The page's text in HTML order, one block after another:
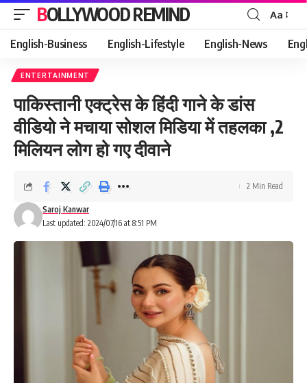
BOLLYWOOD REMIND
Font
Resizer
Aa
English-Business English-Lifestyle English-News
ENTERTAINMENT
पाकिस्तानी एक्ट्रेस के हिंदी गाने के डांस
वीडियो ने मचाया सोशल मिडिया में तहलका ,2
मिलियन लोग हो गए दीवाने
Last updated: 2024/07/16 at 8:51 PM
Saroj Kanwar
2 Min Read